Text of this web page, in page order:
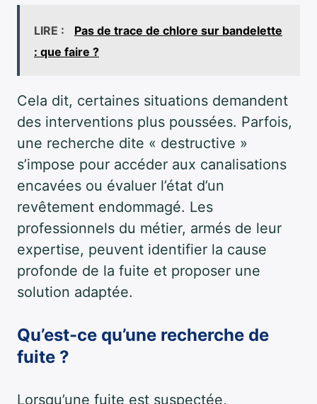
LIRE :
Pas de trace de chlore sur bandelette
: que faire ?
Cela dit, certaines situations demandent
des interventions plus poussées. Parfois,
une recherche dite « destructive »
s’impose pour accéder aux canalisations
encavées ou évaluer l’état d’un
revêtement endommagé. Les
professionnels du métier, armés de leur
expertise, peuvent identifier la cause
profonde de la fuite et proposer une
solution adaptée.
Qu’est-ce qu’une recherche de
fuite ?
Lorsqu’une fuite est suspectée,